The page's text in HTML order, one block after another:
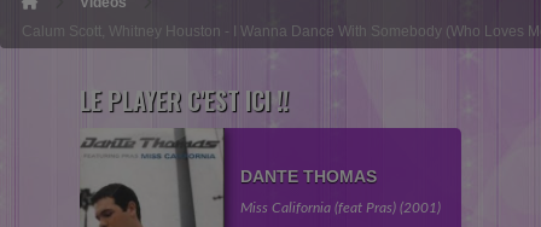
Calum Scott, Whitney Houston - I Wanna Dance With Somebody (Who Loves
LE PLAYER C'EST ICI !!
DANTE THOMAS
Miss California (feat Pras) (2001)